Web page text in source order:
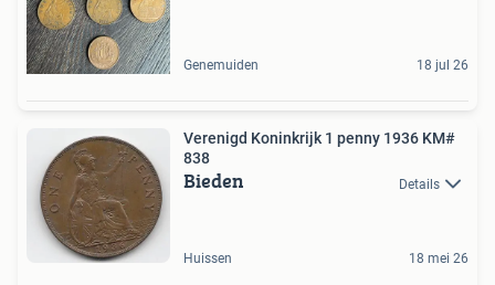
Genemuiden 18 jul 26
Verenigd Koninkrijk 1 penny 1936 KM#
838
Bieden Details
Huissen 18 mei 26